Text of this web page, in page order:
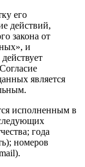
его
действий,
закона от
и
является
исполненным в
года
номеров